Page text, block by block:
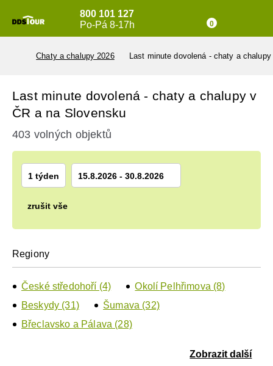
800 101 127
Po-Pá 8-17h
0
Chaty a chalupy 2026 Last minute dovolená - chaty a
Last minute dovolená - chaty a chalupy v
ČR a na Slovensku
403 volných objektů
1 týden 15.8.2026 - 30.8.2026
zrušit vše
Regiony
České středohoří (4)
Okolí Pelhřimova (8)
Beskydy (31)
Šumava (32)
Břeclavsko a Pálava (28)
Zobrazit další